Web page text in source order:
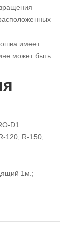
имеет
может быть
D1
120, R-150,
1м.;